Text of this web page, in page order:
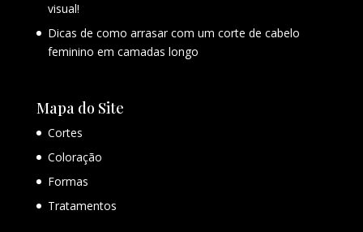
visual!
Dicas de como arrasar com um corte de cabelo
feminino em camadas longo
Mapa do Site
Cortes
Coloração
Formas
Tratamentos